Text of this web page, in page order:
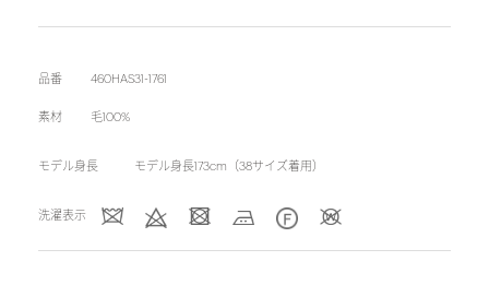
品番 460HAS31-1761
素材 毛100%
モデル身長 モデル身長173cm（38サイズ着用）
洗濯表示